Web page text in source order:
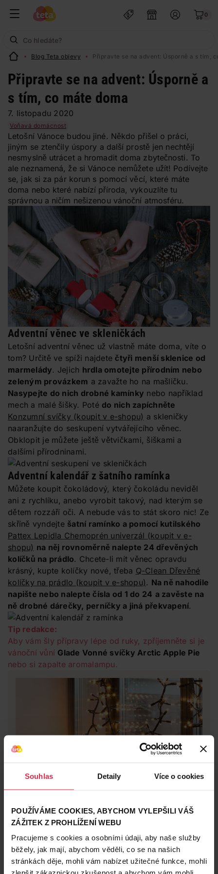
Souhlas Detaily Více o cookies
POUŽÍVÁME COOKIES, ABYCHOM VYLEPŠILI VÁŠ
ZÁŽITEK Z PROHLÍŽENÍ WEBU
Pracujeme s cookies a osobními údaji, aby naše služby
běžely, jak mají, abychom věděli, co se na našich
stránkách děje, mohli vám nabízet užitečné funkce, mohli
0
Blog Teta objevy Připravte se na advent: Úsporně a s tím,
Připravte se na advent: Úsporně a
s tím, co máte doma
7. listopadu 2020
Voňavá domácnost
Letošní Vánoce budou jiné. Někdo přišel o práci,
jiným se ztenčily úspory a další prostě jen nechtějí
nesmyslně utrácet a hromadit doma zbytečnosti. To
ale neznamená, že si Vánoce nemůžete užít! Podívejte
se, jak si za pár korun s pomocí věcí, které máte
doma nebo které nabízí příroda, vykouzlíte tu
správnou a ničím nešizenou vánoční atmosféru.
Adventní věnec ve skleničkách
Letošní adventní věnec už vlastně máte doma, víte o
tom? Určitě ve spíži najdete čtyři menší sklenice od
marmelády. Jejich hrdla omotejte přírodním nebo
zeleným provázkem a zavažte ho na mašličku.
Nasypejte do nich drobné kamínky nebo například
mech a malé šišky. Poté do nich zapíchněte
Konzumní svíčky (koupit v e-shopu) a skleničky
naaranžujte do seskupení vytvářejícího věnec.
Obklopit je můžete ještě větvičkami, šiškami a
dalšími přírodninami.
Adventní kalendář z šatního ramínka
Můžete koupit čokoládový, který čokoládu neviděl
ani z rychlíku, anebo vyrobit takový, nad kterým se
dětem rozzáří oči. A nebude vás to stát skoro nic! Ze
skříně vyndejte šatní ramínko a pomocí kutilského
Pattex Lepidla Chemoprén univerzál (koupit v e-
shopu) na něj rovnoměrně nalepte 24 dřevěných
kolíčků na prádlo. Chcete-li mít věnec opravdu
krásný, kupte kolíčky nové, třeba Q-Clean Dřevěné
kolíčky na prádlo (koupit v e-shopu). Na ně nahodile
napište nebo nalepte čísla od 1 do 24 a zavěste na
ně drobné dárečky, perníčky a jiná překvapení.
Tip redakce:
Aby vám šly přípravy lépe od ruky, zpříjemněte si je
vánoční vůní Glade Vonné svíčky Arctic Apple Pie
nebo si zapalte aromalampu.
Zdraví a lifestyle
19. 11. 2019
Upcycling: Adventní dekorace z kosmetických
obalů
S adventem přichází otázka, jak pojmout výzdobu své
domácnosti. Co takhle letos před Vánoci ulehčit přírodě a